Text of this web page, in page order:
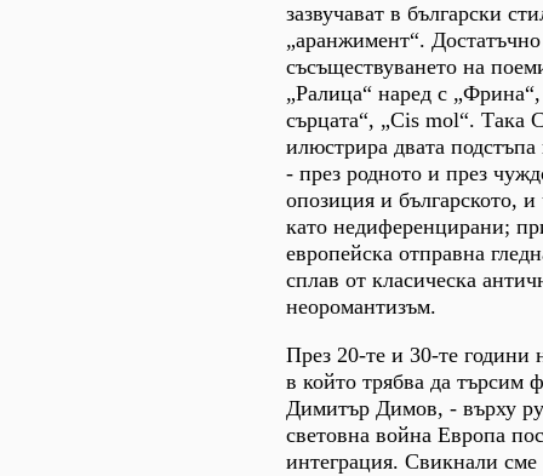
зазвучават в български
„аранжимент“.
съсъществуването на
„Ралица“ наред с
сърцата“, „Cis mol“. Така
илюстрира двата
- през родното и през
опозиция и българското, и
като недиференцирани;
европейска отправна
сплав от класическа
неоромантизъм.
През 20-те и 30-те години
в който трябва да търсим
Димитър Димов, - върху
световна война Европа
интеграция. Свикнали сме